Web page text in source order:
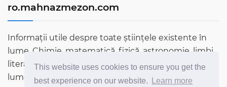
This website uses cookies to ensure you get the
best experience on our website.
Learn more
ro.mahnazmezon.com
Informații utile despre toate științele existente în
lume. Chimie, matematică, fizică, astronomie, limbi,
literatură și multe altele. Aflați mai multe despre
lume prin blogul nostru!